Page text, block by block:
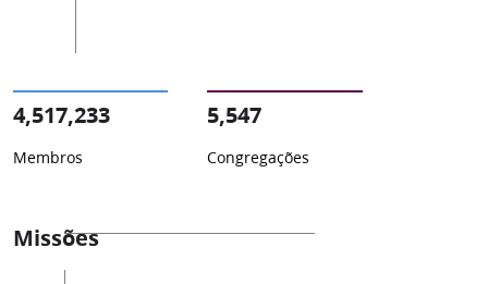
4,517,233
Membros
5,547
Congregações
Missões